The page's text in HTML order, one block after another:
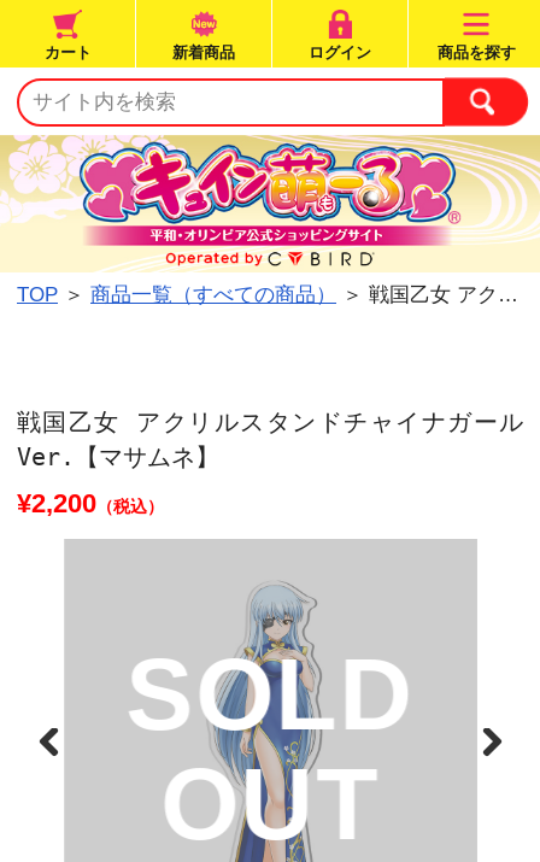
カート 新着商品 ログイン
TOP＞ 商品一覧（すべての商品）＞ 戦国乙女
戦国乙女 アクリルスタンド
Ver.【マサムネ】
¥2,200（税込）